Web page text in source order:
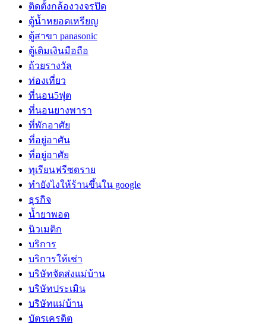
ติดตั้งกล้องวงจรปิด
ตู้น้ำหยอดเหรียญ
ตู้สาขา panasonic
ตู้เติมเงินมือถือ
ถ้วยรางวัล
ท่องเที่ยว
ที่นอน5ฟุต
ที่นอนยางพารา
ที่พักอาศัย
ที่อยู่อาศัน
ที่อยู่อาศัย
ทุเรียนฟรีซดราย
ทํายังไงให้ร้านขึ้นใน google
ธุรกิจ
น้ำยาพอต
นิวเมติก
บริการ
บริการให้เช่า
บริษัทจัดส่งแม่บ้าน
บริษัทประเมิน
บริษัทแม่บ้าน
บัตรเครดิต